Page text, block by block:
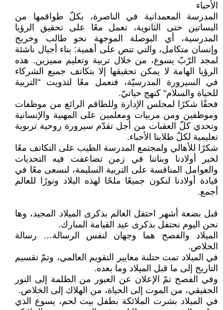
الأحباء
المدرسة المعمدانية في الناصرة، بكلّ طواقمها من
البساتين حتى الثانوية، تعمل معًا على تحقيق الرؤيا
المدرسية، أي البوصلة الموجهة نحو طالب وخريج
وإنسان متكامل، والتي تنص على أهمية: بناء أجيال ناشئة
لمجد الرّبّ يسوع، من خلال تربية وتعليم مميزين. هذه
الرؤيا الهامة لا يمكن تحقيقها إلا بتكاتف جميع الشركاء
في السيرورة المدرسيّة، فنعمل معًا لتذويت "التربية
للحياة والسلام" كنهج حياتيّ.
فحقًا شكرًا لمجلس الإدارة وللطاقم الرائع من موظفات
وموظفين ومن مربيات ومعلمين على المهنية والإنسانية
وتحدي كلّ العقبات من أجل تقدّم سيرورة روحية تربوية
تعليمية لكلّ طلابنا الأحباء.
شكرًا للأهالي ولمجتمع المدرسة الطيب على التكاتف معًا
لخير أولادنا وبناتنا في زمن تضاعفت فيه التحديات
والعوامل المنافسة على التربية السليمة، لنسعى معًا في
قيادة أولادنا لنكون جميعًا ملحًا لهذه البلاد ونورًا للعالم
أجمع.
قبل بضعة أشهر احتفل العالم بذكرى الميلاد المجيد، وها
نحن اليوم نحتفل بذكرى عيد القيامة المبارك.
الميلاد والفصح هما وجهان لنفس الرسالة… رسالة
الخلاص.
في الميلاد تمت حتلنة معايير التقويم العالمي، وتمّ تقسيم
التاريخ إلى ما قبل الميلاد وما بعده.
وفي الفصح تمّ الإعلان عن العبور من الظلمة إلى النور
الحقيقي، من الموت إلى الحياة، من الهلاك إلى الخلاص.
في الميلاد بشرت الملائكة بطفل بيت لحم، يسوع الذي